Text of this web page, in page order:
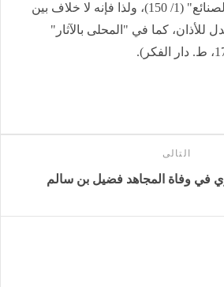
الكَاسَانِي في "بدائع الصنائع" (1/ 150)، ولذا فإنه لا خلاف بين
للأذان، كما في "المحلى بالآثار"
التالى
في وفاة المجاهد فضيل بن سالم